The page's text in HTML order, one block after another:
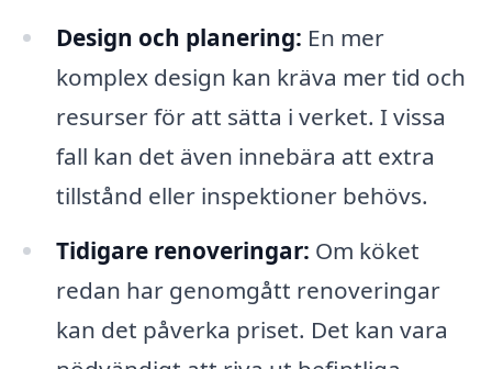
Design och planering: En mer
komplex design kan kräva mer tid och
resurser för att sätta i verket. I vissa
fall kan det även innebära att extra
tillstånd eller inspektioner behövs.
Tidigare renoveringar: Om köket
redan har genomgått renoveringar
kan det påverka priset. Det kan vara